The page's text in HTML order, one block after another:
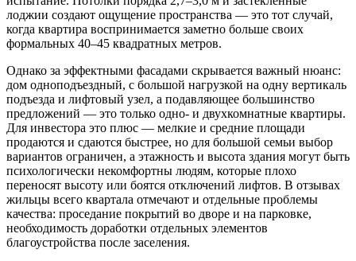
лоджии создают ощущение пространства — это тот случай,
когда квартира воспринимается заметно больше своих
формальных 40–45 квадратных метров.
Однако за эффектными фасадами скрывается важный нюанс:
дом одноподъездный, с большой нагрузкой на одну вертикаль
подъезда и лифтовый узел, а подавляющее большинство
предложений — это только одно- и двухкомнатные квартиры.
Для инвестора это плюс — мелкие и средние площади
продаются и сдаются быстрее, но для большой семьи выбор
вариантов ограничен, а этажность и высота здания могут быть
психологически некомфортны людям, которые плохо
переносят высоту или боятся отключений лифтов. В отзывах
жильцы всего квартала отмечают и отдельные проблемы
качества: проседание покрытий во дворе и на парковке,
необходимость доработки отдельных элементов
благоустройства после заселения.